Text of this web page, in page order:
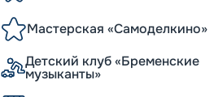
Мастерская «Самоделкино»
Детский клуб «Бременские
музыканты»